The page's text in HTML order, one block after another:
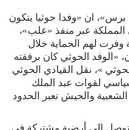
ان «وفدا حوثيا يتكون
عبر منفذ «علب»،
لهم الحماية خلال
«الوفد الحوثي كان برفقته
»، نقل القيادي الحوثي
لقوات عبد الملك
والجيش تعبر الحدود